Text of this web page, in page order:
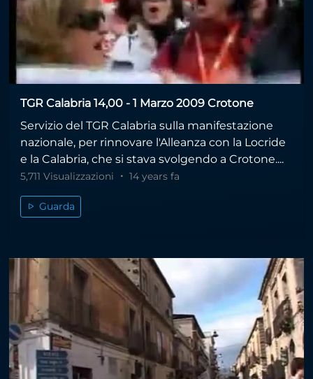
TGR Calabria 14,00 - 1 Marzo 2009 Crotone
Servizio del TGR Calabria sulla manifestazione
nazionale, per rinnovare l'Alleanza con la Locride
e la Calabria, che si stava svolgendo a Crotone....
5,711 Visualizzazioni 14 years fa
Guarda